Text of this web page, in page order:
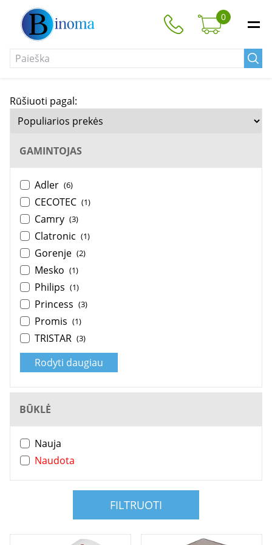
0
Rūšiuoti pagal:
GAMINTOJAS
Adler (6)
CECOTEC (1)
Camry (3)
Clatronic (1)
Gorenje (2)
Mesko (1)
Philips (1)
Princess (3)
Promis (1)
TRISTAR (3)
Rodyti daugiau
BŪKLĖ
Nauja
Naudota
FILTRUOTI